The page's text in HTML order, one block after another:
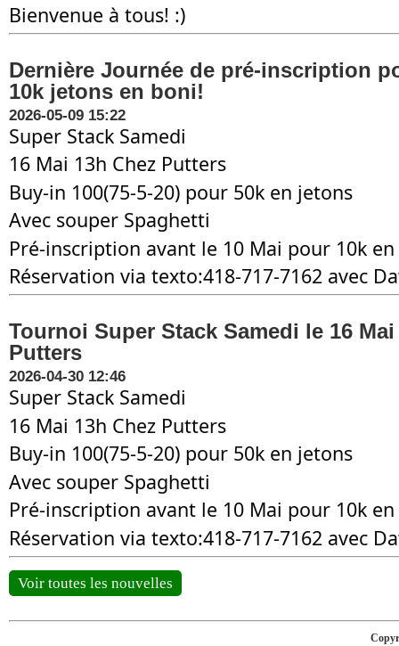
Bienvenue à tous! :)
Dernière Journée de pré-inscription
10k jetons en boni!
2026-05-09 15:22
Super Stack Samedi
16 Mai 13h Chez Putters
Buy-in 100(75-5-20) pour 50k en jetons
Avec souper Spaghetti
Pré-inscription avant le 10 Mai pour 10k
Réservation via texto:418-717-7162 avec
Tournoi Super Stack Samedi le 16 Mai
Putters
2026-04-30 12:46
Super Stack Samedi
16 Mai 13h Chez Putters
Buy-in 100(75-5-20) pour 50k en jetons
Avec souper Spaghetti
Pré-inscription avant le 10 Mai pour 10k
Réservation via texto:418-717-7162 avec
Voir toutes les nouvelles